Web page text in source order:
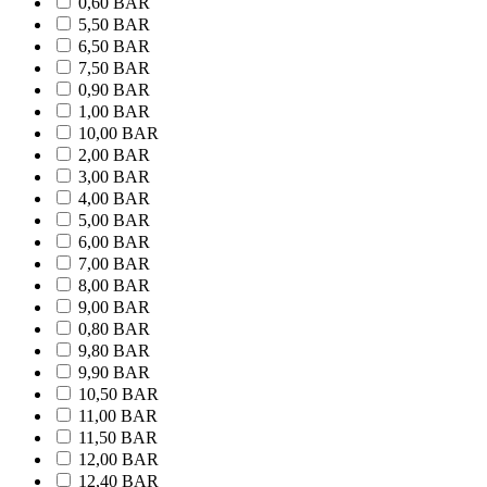
5,50 BAR
6,50 BAR
7,50 BAR
0,90 BAR
1,00 BAR
10,00 BAR
2,00 BAR
3,00 BAR
4,00 BAR
5,00 BAR
6,00 BAR
7,00 BAR
8,00 BAR
9,00 BAR
0,80 BAR
9,80 BAR
9,90 BAR
10,50 BAR
11,00 BAR
11,50 BAR
12,00 BAR
12,40 BAR